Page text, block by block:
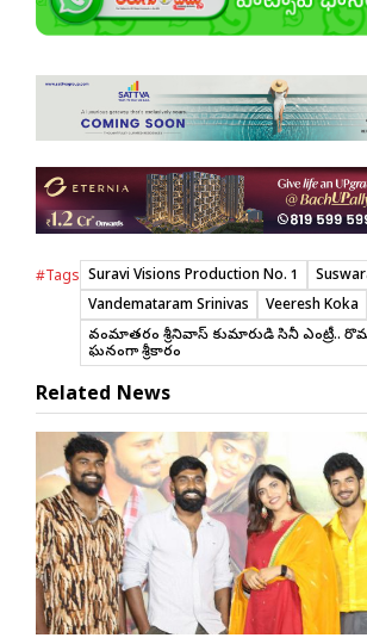
#Tags Suravi Visions Production No. 1
Vandemataram Srinivas
Veeresh Koka
వందేమాతరం శ్రీనివాస్ కుమారుడి సినీ ఎంట్రీ..
ఘనంగా శ్రీకారం
Related News